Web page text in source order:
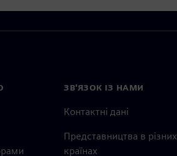
ЗВ'ЯЗОК ІЗ НАМИ
Контактні дані
Представництва в різних
країнах